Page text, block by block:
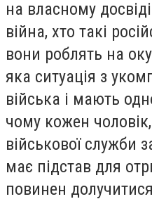
на власному
війна, хто такі
вони роблять на
яка ситуація з
війська і мають
чому кожен
військової служби
має підстав для
повинен